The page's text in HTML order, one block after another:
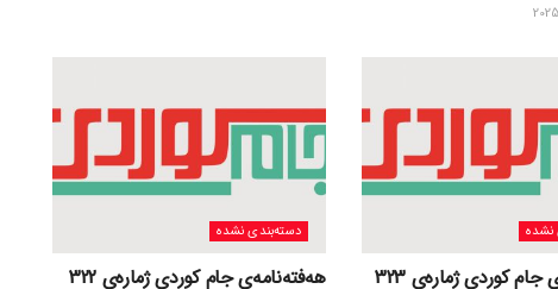
نشده
کوردی ژمارەی 323
دسته‌بندی نشده
هەفتەنامەی جام کوردی ژمارەی 322